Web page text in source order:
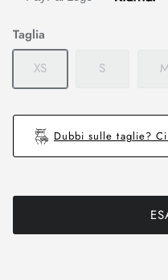
Taglia
XS
S
Dubbi sulle taglie?